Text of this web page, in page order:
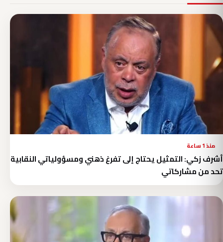
منذ 1 ساعة
أشرف زكي: التمثيل يحتاج إلى تفرغ ذهني ومسؤولياتي النقابية
تحد من مشاركاتي